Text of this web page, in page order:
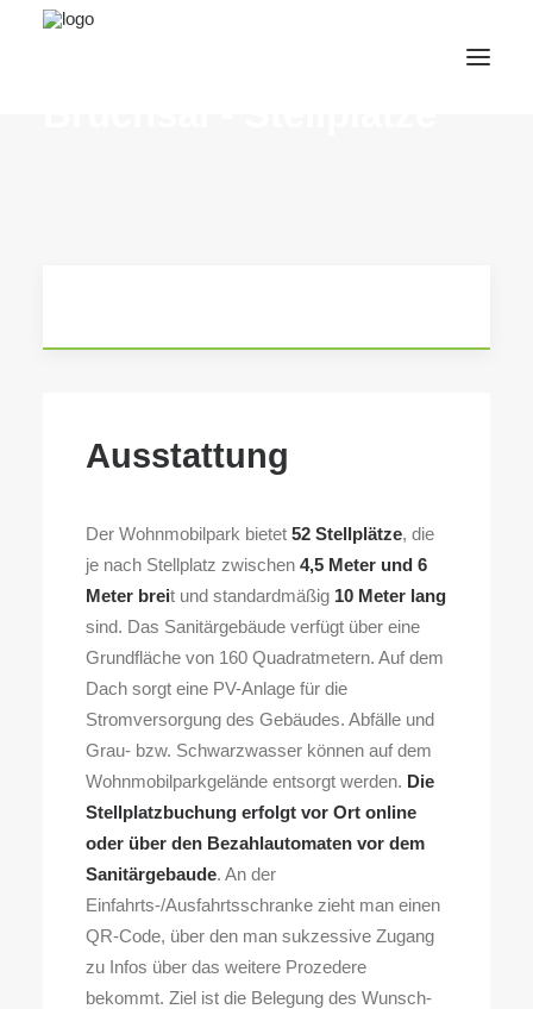
Kontakt &
Karriere
Search
Ausstattung
Der Wohnmobilpark bietet 52 Stellplätze, die
je nach Stellplatz zwischen 4,5 Meter und 6
Meter breit und standardmäßig 10 Meter lang
sind. Das Sanitärgebäude verfügt über eine
Grundfläche von 160 Quadratmetern. Auf dem
Dach sorgt eine PV-Anlage für die
Stromversorgung des Gebäudes. Abfälle und
Grau- bzw. Schwarzwasser können auf dem
Wohnmobilparkgelände entsorgt werden. Die
Stellplatzbuchung erfolgt vor Ort online
oder über den Bezahlautomaten vor dem
Sanitärgebaude. An der
Einfahrts-/Ausfahrtsschranke zieht man einen
QR-Code, über den man sukzessive Zugang
zu Infos über das weitere Prozedere
bekommt. Ziel ist die Belegung des Wunsch-